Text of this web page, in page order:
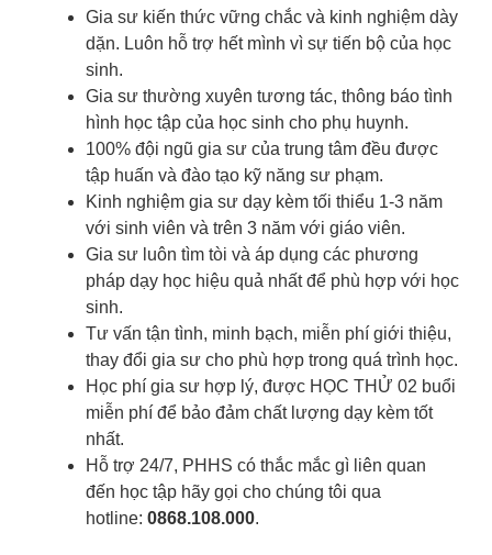
Gia sư kiến thức vững chắc và kinh nghiệm dày
dặn. Luôn hỗ trợ hết mình vì sự tiến bộ của học
sinh.
Gia sư thường xuyên tương tác, thông báo tình
hình học tập của học sinh cho phụ huynh.
100% đội ngũ gia sư của trung tâm đều được
tập huấn và đào tạo kỹ năng sư phạm.
Kinh nghiệm gia sư dạy kèm tối thiểu 1-3 năm
với sinh viên và trên 3 năm với giáo viên.
Gia sư luôn tìm tòi và áp dụng các phương
pháp dạy học hiệu quả nhất để phù hợp với học
sinh.
Tư vấn tận tình, minh bạch, miễn phí giới thiệu,
thay đổi gia sư cho phù hợp trong quá trình học.
Học phí gia sư hợp lý, được HỌC THỬ 02 buổi
miễn phí để bảo đảm chất lượng dạy kèm tốt
nhất.
Hỗ trợ 24/7, PHHS có thắc mắc gì liên quan
đến học tập hãy gọi cho chúng tôi qua
hotline: 0868.108.000.